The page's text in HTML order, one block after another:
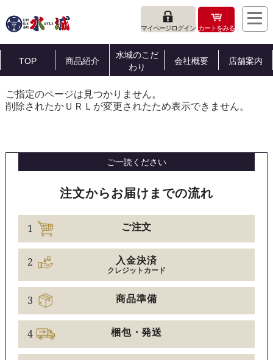
マイページログイン カートをみる
TOP 商品紹介
水城のこだ
わり
会社概要 店舗案内
ご指定のページは見つかりません。
削除されたかＵＲＬが変更されたため表示できません。
ご一読ください
注文からお届けまでの流れ
1 ご注文
2 入金決済
クレジットカード
3 商品準備
4 梱包・発送